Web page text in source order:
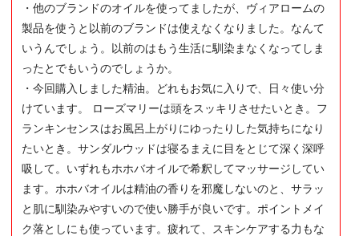
・他のブランドのオイルを使ってましたが、ヴィアロームの
製品を使うと以前のブランドは使えなくなりました。なんて
いうんでしょう。以前のはもう生活に馴染まなくなってしま
ったとでもいうのでしょうか。
・今回購入しました精油。どれもお気に入りで、日々使い分
けています。 ローズマリーは頭をスッキリさせたいとき。フ
ランキンセンスはお風呂上がりにゆったりした気持ちになり
たいとき。サンダルウッドは寝るまえに目をとじて深く深呼
吸して。いずれもホホバオイルで希釈してマッサージしてい
ます。ホホバオイルは精油の香りを邪魔しないのと、サラッ
と肌に馴染みやすいので使い勝手が良いです。ポイントメイ
ク落としにも使っています。疲れて、スキンケアする力もな